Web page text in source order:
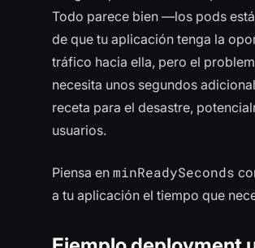
Todo parece bien —los pods
de que tu aplicación tenga la
tráfico hacia ella, pero el
necesita unos segundos
receta para el desastre,
usuarios.
Piensa en minReadySeconds
a tu aplicación el tiempo que